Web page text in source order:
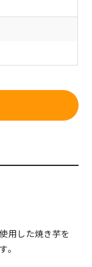
用した焼き芋を
。